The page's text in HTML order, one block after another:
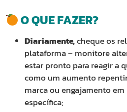
O QUE FAZER?
Diariamente,cheque os
plataforma – monitore
estar pronto para reagir a
como um aumento
marca ou engajamento
específica;